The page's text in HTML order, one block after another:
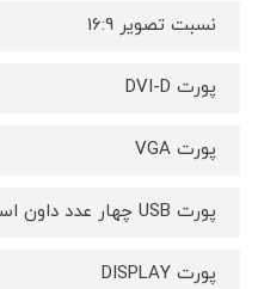
نسبت تصویر 16:9
پورت DVI-D
پورت VGA
پورت USB چهار عدد داون استریم و آپ استریم جهت هاب
پورت DISPLAY